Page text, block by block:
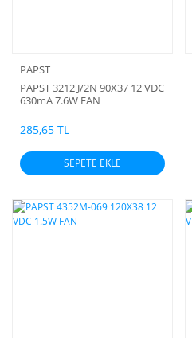
PAPST
PAPST 3212 J/2N 90X37 12 VDC
630mA 7.6W FAN
285,65 TL
SEPETE EKLE